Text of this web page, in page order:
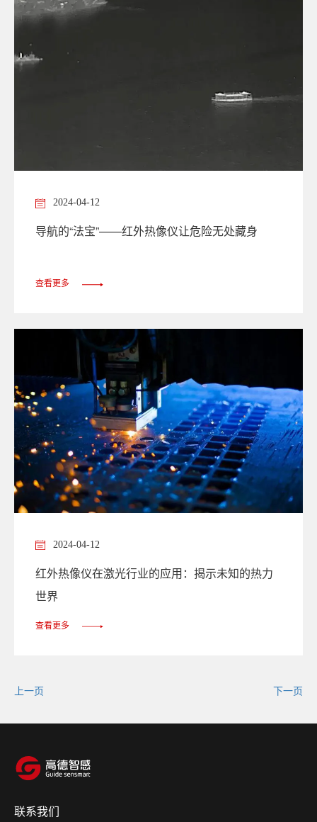
2024-04-12
导航的“法宝”——红外热像仪让危险无处藏身
查看更多
2024-04-12
红外热像仪在激光行业的应用：揭示未知的热力
世界
查看更多
上一页 下一页
联系我们